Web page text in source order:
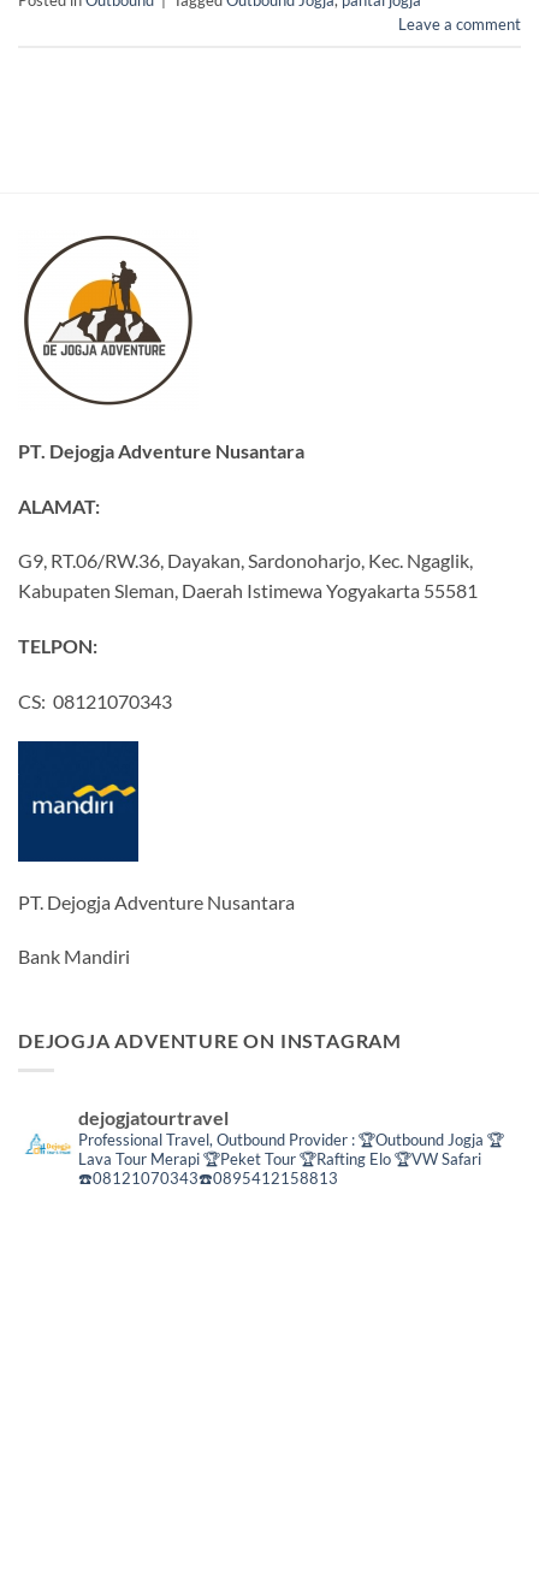
Leave a comment
PT. Dejogja Adventure Nusantara
ALAMAT:
G9, RT.06/RW.36, Dayakan, Sardonoharjo, Kec. Ngaglik,
Kabupaten Sleman, Daerah Istimewa Yogyakarta 55581
TELPON:
CS: 08121070343
PT. Dejogja Adventure Nusantara
Bank Mandiri
DEJOGJA ADVENTURE ON INSTAGRAM
dejogjatourtravel
Professional Travel, Outbound Provider :🏆Outbound Jogja 🏆
Lava Tour Merapi🏆Peket Tour🏆Rafting Elo🏆VW Safari
☎️08121070343☎️0895412158813